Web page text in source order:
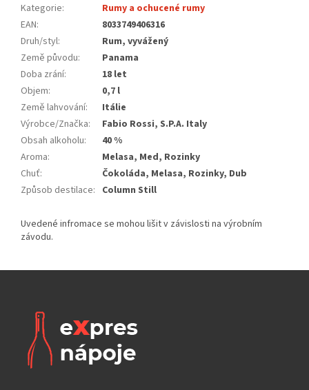
Kategorie:
Rumy a ochucené rumy
EAN:
8033749406316
Druh/styl:
Rum, vyvážený
Země původu:
Panama
Doba zrání:
18 let
Objem:
0,7 l
Země lahvování:
Itálie
Výrobce/Značka:
Fabio Rossi, S.P.A. Italy
Obsah alkoholu:
40 %
Aroma:
Melasa, Med, Rozinky
Chuť:
Čokoláda, Melasa, Rozinky, Dub
Způsob destilace: Column Still